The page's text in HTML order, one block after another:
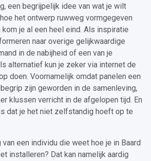
een begrijpelijk idee van wat je wilt
het ontwerp ruwweg vormgegeven
je al een heel eind. Als inspiratie
naar overige gelijkwaardige
in de nabijheid of een van je
alternatief kun je zeker via internet de
doen. Voornamelijk omdat panelen een
zijn geworden in de samenleving,
klussen verricht in de afgelopen tijd. En
dat je het niet zelfstandig hoeft op te
een individu die weet hoe je in Baard
installeren? Dat kan namelijk aardig